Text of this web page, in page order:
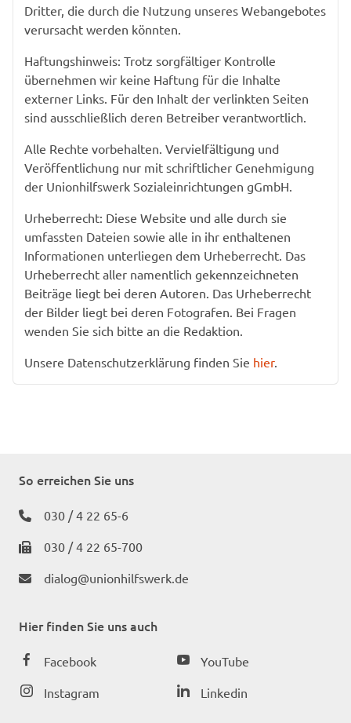
Dritter, die durch die Nutzung unseres Webangebotes
verursacht werden könnten.
Haftungshinweis: Trotz sorgfältiger Kontrolle
übernehmen wir keine Haftung für die Inhalte
externer Links. Für den Inhalt der verlinkten Seiten
sind ausschließlich deren Betreiber verantwortlich.
Alle Rechte vorbehalten. Vervielfältigung und
Veröffentlichung nur mit schriftlicher Genehmigung
der Unionhilfswerk Sozialeinrichtungen gGmbH.
Urheberrecht: Diese Website und alle durch sie
umfassten Dateien sowie alle in ihr enthaltenen
Informationen unterliegen dem Urheberrecht. Das
Urheberrecht aller namentlich gekennzeichneten
Beiträge liegt bei deren Autoren. Das Urheberrecht
der Bilder liegt bei deren Fotografen. Bei Fragen
wenden Sie sich bitte an die Redaktion.
Unsere Datenschutzerklärung finden Sie hier.
So erreichen Sie uns
030 / 4 22 65-6
030 / 4 22 65-700
dialog@unionhilfswerk.de
Hier finden Sie uns auch
Facebook
Instagram
YouTube
Linkedin